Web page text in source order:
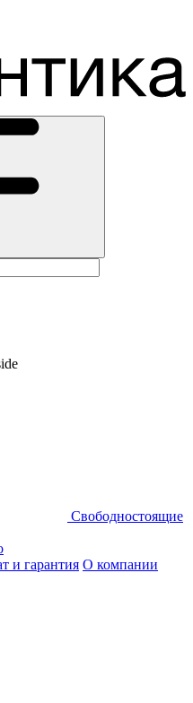
Свободностоящие
и гарантия О компании